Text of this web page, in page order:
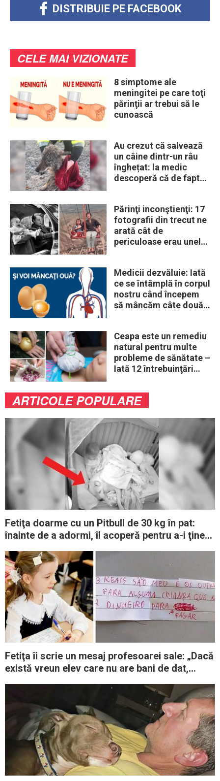
DISTRIBUIE PE FACEBOOK
CELE MAI VIZIONATE
8 simptome ale
meningitei pe care toţi
părinţii ar trebui să le
cunoască
Au crezut că salvează
un câine dintr-un râu
înghețat: la medic
descoperă că de fapt
Părinţi inconştienţi: 17
fotografii din trecut ne
arată cât de
periculoase erau unele
Medicii dezvăluie: Iată
ce se întâmplă în corpul
nostru când începem
să mâncăm câte două
Ceapa este un remediu
natural pentru multe
probleme de sănătate –
Iată 12 întrebuinţări
ARTICOLE POPULARE
Fetiţa doarme cu un Pitbull de 30 kg în pat:
înainte de a adormi, îl acoperă pentru a-i ţine
Fetiţa îi scrie un mesaj profesoarei sale: „Dacă
există vreun elev care nu are bani de dat,